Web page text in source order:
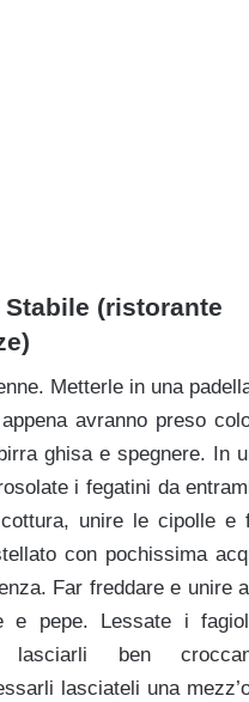
(ristorante
Metterle in una
avranno preso
ghisa e spegnere. In
i fegatini da
unire le cipolle e
con pochissima
Far freddare e unire
e pepe. Lessate i
ben
lasciateli una